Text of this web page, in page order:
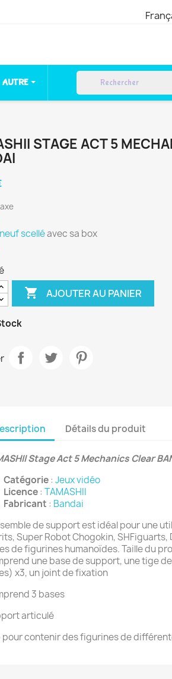
AUTRE
STAGE ACT 5
neuf scelléavec sa box
 AJOUTER AU PANIER
Détails du produit
Stage Act 5 Mechanics Clear
Catégorie: Jeux vidéo
Licence: TAMASHII
Fabricant : Bandai
de support est idéal pour une
Super Robot Chogokin,
de figurines humanoïdes. Taille du
une base de support, une tige
x3, un joint de fixation
3 bases
articulé
pour contenir des figurines de